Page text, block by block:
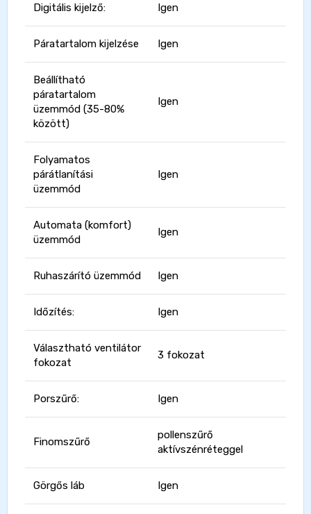
Digitális kijelző: Igen
Páratartalom kijelzése Igen
Beállítható
páratartalom
üzemmód (35-80%
között)
Igen
Folyamatos
párátlanítási
üzemmód
Igen
Automata (komfort)
üzemmód
Igen
Ruhaszárító üzemmód Igen
Időzítés: Igen
Választható ventilátor
fokozat
3 fokozat
Porszűrő: Igen
Finomszűrő
pollenszűrő
aktívszénréteggel
Görgős láb Igen